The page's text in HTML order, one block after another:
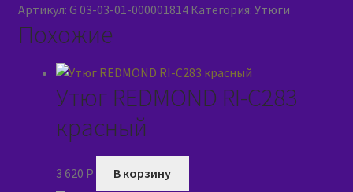
4024
Артикул: G 03-03-01-000001814 Категория: Утюги
Похожие
Утюг REDMOND RI-C283
красный
3 620 P В корзину